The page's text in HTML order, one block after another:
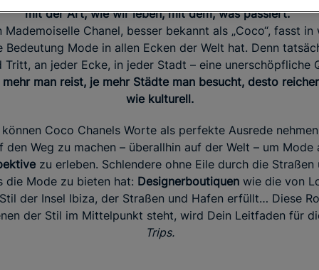
mit der Art, wie wir leben, mit dem, was passiert.“
Chanel, besser bekannt als „Coco“, fasst
Bedeutung Mode in allen Ecken der Welt hat. Denn
an jeder Ecke, in jeder Stadt – eine unerschöpfliche
man reist, je mehr Städte man besucht, desto
wie kulturell.
Coco Chanels Worte als perfekte Ausrede
den Weg zu machen – überallhin auf der Welt – um Mode
zu erleben. Schlendere ohne Eile durch die Straßen
die Mode zu bieten hat: Designerboutiquenwie die von
der Insel Ibiza, der Straßen und Hafen erfüllt… Diese
der Stil im Mittelpunkt steht, wird Dein Leitfaden für
Trips.